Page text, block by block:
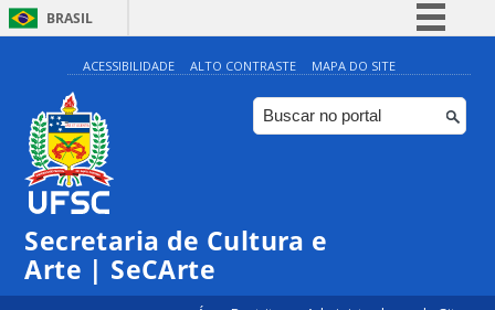
BRASIL
Simplifique!
Comunica BR
Participe
ACESSIBILIDADE ALTO CONTRASTE MAPA DO SITE
Secretaria de Cultura e
Arte | SeCArte
0:00
1:00